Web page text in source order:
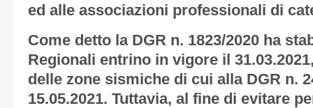
ed alle associazioni professionali di
Come detto la DGR n. 1823/2020 ha
Regionali entrino in vigore il
delle zone sismiche di cui alla DGR n.
15.05.2021. Tuttavia, al fine di evitare